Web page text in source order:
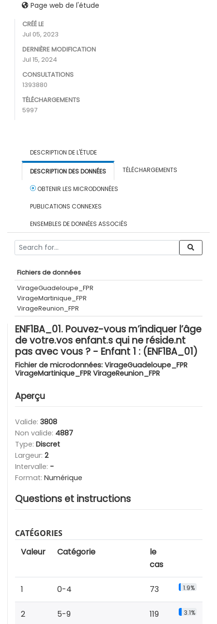
Page web de l'étude
CRÉÉ LE
Jul 05, 2023
DERNIÈRE MODIFICATION
Jul 15, 2024
CONSULTATIONS
1393880
TÉLÉCHARGEMENTS
5997
DESCRIPTION DE L'ÉTUDE
DESCRIPTION DES DONNÉES TÉLÉCHARGEMENTS
OBTENIR LES MICRODONNÉES
PUBLICATIONS CONNEXES
ENSEMBLES DE DONNÉES ASSOCIÉS
Fichiers de données
VirageGuadeloupe_FPR
VirageMartinique_FPR
VirageReunion_FPR
ENF1BA_01. Pouvez-vous m’indiquer l’âge
de votre.vos enfant.s qui ne réside.nt
pas avec vous ? - Enfant 1 : (ENF1BA_01)
Fichier de microdonnées: VirageGuadeloupe_FPR
VirageMartinique_FPR VirageReunion_FPR
Aperçu
Valide: 3808
Non valide: 4887
Type: Discret
Largeur: 2
Intervalle: -
Format: Numérique
Questions et instructions
CATÉGORIES
Valeur Catégorie
le
cas
1 0-4 73 1.9%
2 5-9 119 3.1%